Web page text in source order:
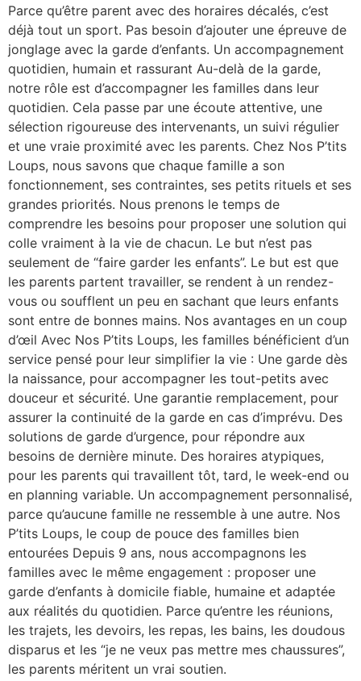
Parce qu’être parent avec des horaires décalés, c’est
déjà tout un sport. Pas besoin d’ajouter une épreuve de
jonglage avec la garde d’enfants. Un accompagnement
quotidien, humain et rassurant Au-delà de la garde,
notre rôle est d’accompagner les familles dans leur
quotidien. Cela passe par une écoute attentive, une
sélection rigoureuse des intervenants, un suivi régulier
et une vraie proximité avec les parents. Chez Nos P’tits
Loups, nous savons que chaque famille a son
fonctionnement, ses contraintes, ses petits rituels et ses
grandes priorités. Nous prenons le temps de
comprendre les besoins pour proposer une solution qui
colle vraiment à la vie de chacun. Le but n’est pas
seulement de “faire garder les enfants”. Le but est que
les parents partent travailler, se rendent à un rendez-
vous ou soufflent un peu en sachant que leurs enfants
sont entre de bonnes mains. Nos avantages en un coup
d’œil Avec Nos P’tits Loups, les familles bénéficient d’un
service pensé pour leur simplifier la vie : Une garde dès
la naissance, pour accompagner les tout-petits avec
douceur et sécurité. Une garantie remplacement, pour
assurer la continuité de la garde en cas d’imprévu. Des
solutions de garde d’urgence, pour répondre aux
besoins de dernière minute. Des horaires atypiques,
pour les parents qui travaillent tôt, tard, le week-end ou
en planning variable. Un accompagnement personnalisé,
parce qu’aucune famille ne ressemble à une autre. Nos
P’tits Loups, le coup de pouce des familles bien
entourées Depuis 9 ans, nous accompagnons les
familles avec le même engagement : proposer une
garde d’enfants à domicile fiable, humaine et adaptée
aux réalités du quotidien. Parce qu’entre les réunions,
les trajets, les devoirs, les repas, les bains, les doudous
disparus et les “je ne veux pas mettre mes chaussures”,
les parents méritent un vrai soutien.